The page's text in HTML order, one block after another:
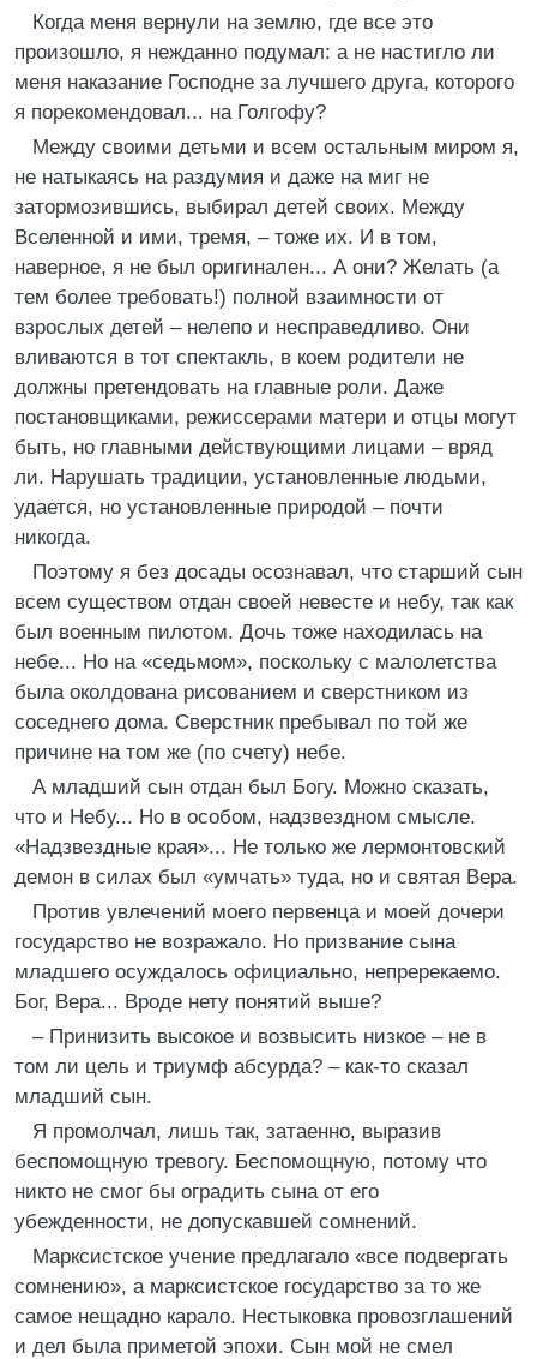
Когда меня вернули на землю, где все это
произошло, я нежданно подумал: а не настигло ли
меня наказание Господне за лучшего друга, которого
я порекомендовал... на Голгофу?
Между своими детьми и всем остальным миром я,
не натыкаясь на раздумия и даже на миг не
затормозившись, выбирал детей своих. Между
Вселенной и ими, тремя, – тоже их. И в том,
наверное, я не был оригинален... А они? Желать (а
тем более требовать!) полной взаимности от
взрослых детей – нелепо и несправедливо. Они
вливаются в тот спектакль, в коем родители не
должны претендовать на главные роли. Даже
постановщиками, режиссерами матери и отцы могут
быть, но главными действующими лицами – вряд
ли. Нарушать традиции, установленные людьми,
удается, но установленные природой – почти
никогда.
Поэтому я без досады осознавал, что старший сын
всем существом отдан своей невесте и небу, так как
был военным пилотом. Дочь тоже находилась на
небе... Но на «седьмом», поскольку с малолетства
была околдована рисованием и сверстником из
соседнего дома. Сверстник пребывал по той же
причине на том же (по счету) небе.
А младший сын отдан был Богу. Можно сказать,
что и Небу... Но в особом, надзвездном смысле.
«Надзвездные края»... Не только же лермонтовский
демон в силах был «умчать» туда, но и святая Вера.
Против увлечений моего первенца и моей дочери
государство не возражало. Но призвание сына
младшего осуждалось официально, непререкаемо.
Бог, Вера... Вроде нету понятий выше?
– Принизить высокое и возвысить низкое – не в
том ли цель и триумф абсурда? – как-то сказал
младший сын.
Я промолчал, лишь так, затаенно, выразив
беспомощную тревогу. Беспомощную, потому что
никто не смог бы оградить сына от его
убежденности, не допускавшей сомнений.
Марксистское учение предлагало «все подвергать
сомнению», а марксистское государство за то же
самое нещадно карало. Нестыковка провозглашений
и дел была приметой эпохи. Сын мой не смел